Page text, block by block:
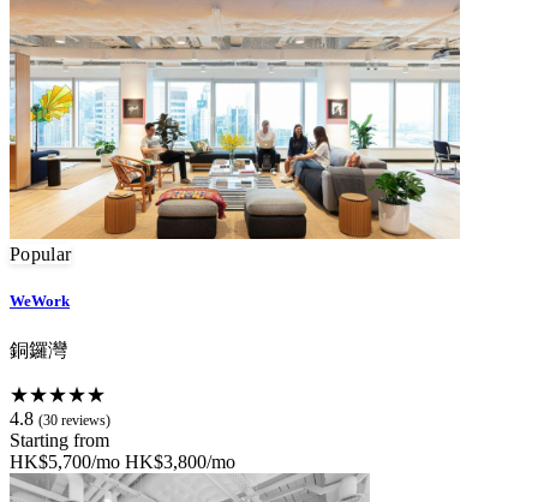
Popular
WeWork
銅鑼灣
★★★★★
4.8 (30 reviews)
Starting from
HK$5,700/mo HK$3,800/mo